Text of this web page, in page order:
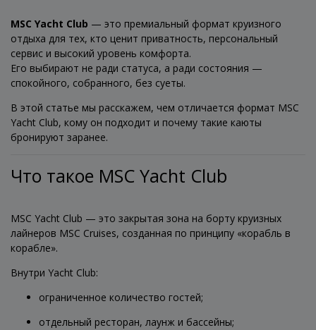
MSC Yacht Club — это премиальный формат круизного
отдыха для тех, кто ценит приватность, персональный
сервис и высокий уровень комфорта.
Его выбирают не ради статуса, а ради состояния —
спокойного, собранного, без суеты.
В этой статье мы расскажем, чем отличается формат MSC
Yacht Club, кому он подходит и почему такие каюты
бронируют заранее.
Что такое MSC Yacht Club
MSC Yacht Club — это закрытая зона на борту круизных
лайнеров MSC Cruises, созданная по принципу «корабль в
корабле».
Внутри Yacht Club:
ограниченное количество гостей;
отдельный ресторан, лаунж и бассейны;